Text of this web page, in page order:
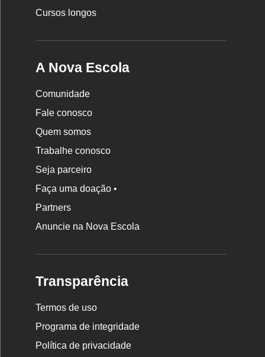
Cursos longos
A Nova Escola
Comunidade
Fale conosco
Quem somos
Trabalhe conosco
Seja parceiro
Faça uma doação •
Partners
Anuncie na Nova Escola
Transparência
Termos de uso
Programa de integridade
Política de privacidade